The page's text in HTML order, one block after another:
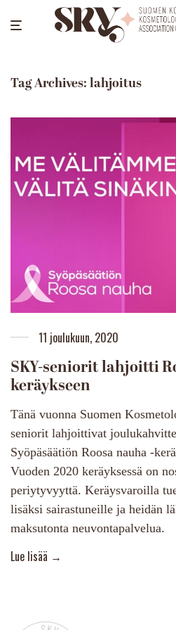
Tag Archives:lahjoitus
11 joulukuun, 2020
SKY-seniorit lahjoitti
keräykseen
Tänä vuonna Suomen
seniorit lahjoittivat
Syöpäsäätiön Roosa nauha -
Vuoden 2020 keräyksessä on
periytyvyyttä. Keräysvaroilla
lisäksi sairastuneille ja heidän
maksutonta neuvontapalvelua. ⁠